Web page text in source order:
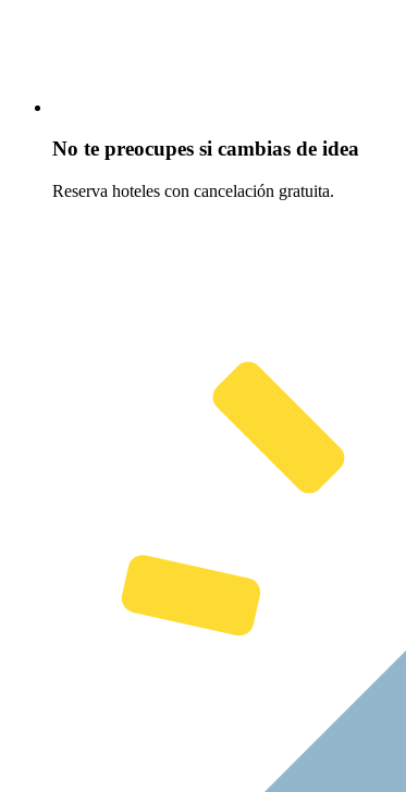
No te preocupes si cambias de idea
Reserva hoteles con cancelación gratuita.